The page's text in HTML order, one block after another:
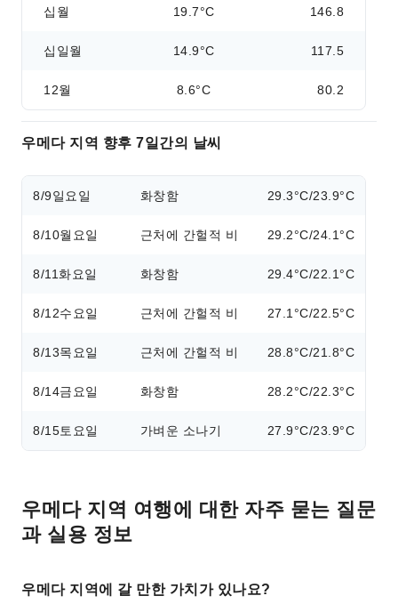
십월 19.7°C 146.8
십일월 14.9°C 117.5
12월 8.6°C 80.2
우메다 지역 향후 7일간의 날씨
8/9일요일 화창함 29.3°C/23.9°C
8/10월요일 근처에 간헐적 비 29.2°C/24.1°C
8/11 화요일 화창함 29.4°C/22.1°C
8/12수요일 근처에 간헐적 비 27.1°C/22.5°C
8/13목요일 근처에 간헐적 비 28.8°C/21.8°C
8/14금요일 화창함 28.2°C/22.3°C
8/15토요일 가벼운 소나기 27.9°C/23.9°C
우메다 지역 여행에 대한 자주 묻는 질문
과 실용 정보
우메다 지역에 갈 만한 가치가 있나요?